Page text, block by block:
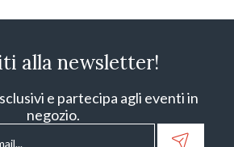
alla newsletter!
e partecipa agli eventi in
negozio.